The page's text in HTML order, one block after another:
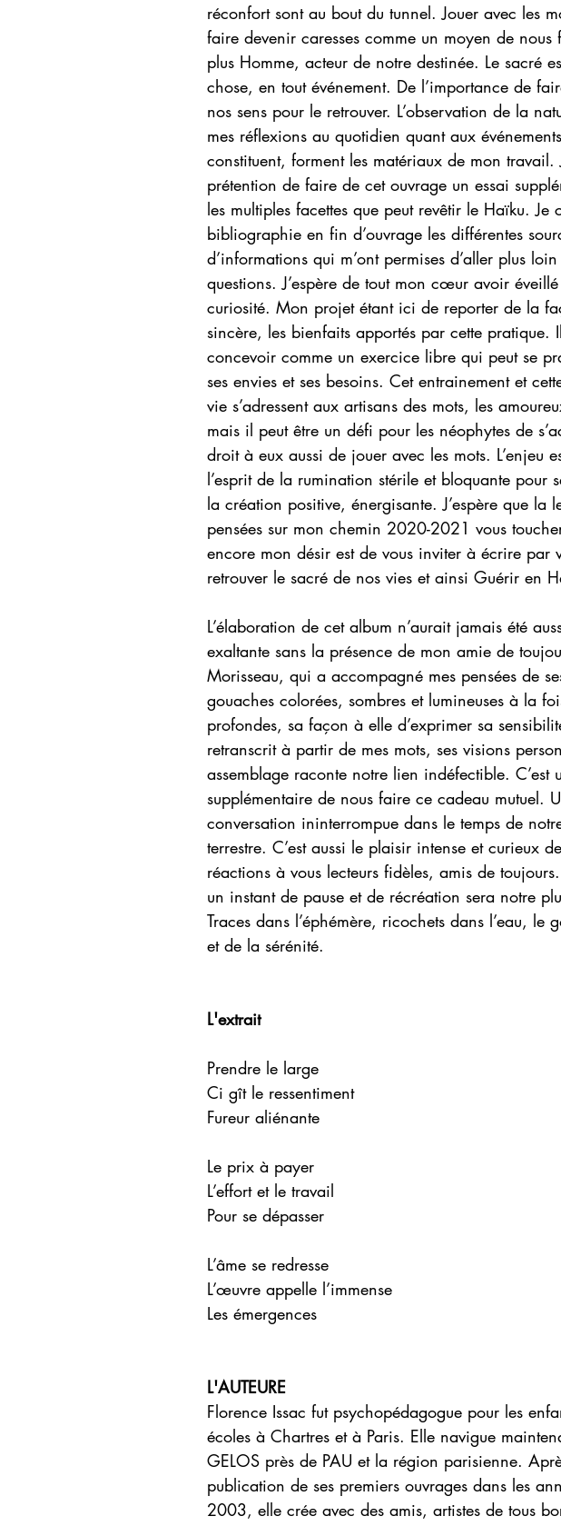
réconfort sont au bout du tunnel. Jouer avec les
faire devenir caresses comme un moyen de nous
plus Homme, acteur de notre destinée. Le sacré
chose, en tout événement. De l’importance de
nos sens pour le retrouver. L’observation de la
mes réflexions au quotidien quant aux
constituent, forment les matériaux de mon travail.
prétention de faire de cet ouvrage un essai
les multiples facettes que peut revêtir le Haïku. Je
bibliographie en fin d’ouvrage les différentes
d’informations qui m’ont permises d’aller plus
questions. J’espère de tout mon cœur avoir
curiosité. Mon projet étant ici de reporter de la
sincère, les bienfaits apportés par cette pratique.
concevoir comme un exercice libre qui peut se
ses envies et ses besoins. Cet entrainement et
vie s’adressent aux artisans des mots, les
mais il peut être un défi pour les néophytes de
droit à eux aussi de jouer avec les mots. L’enjeu
l’esprit de la rumination stérile et bloquante pour
la création positive, énergisante. J’espère que la
pensées sur mon chemin 2020-2021 vous
encore mon désir est de vous inviter à écrire par
retrouver le sacré de nos vies et ainsi Guérir en
L’élaboration de cet album n’aurait jamais été
exaltante sans la présence de mon amie de
Morisseau, qui a accompagné mes pensées de
gouaches colorées, sombres et lumineuses à la
profondes, sa façon à elle d’exprimer sa
retranscrit à partir de mes mots, ses visions
assemblage raconte notre lien indéfectible. C’est
supplémentaire de nous faire ce cadeau mutuel.
conversation ininterrompue dans le temps de
terrestre. C’est aussi le plaisir intense et curieux
réactions à vous lecteurs fidèles, amis de
un instant de pause et de récréation sera notre
Traces dans l’éphémère, ricochets dans l’eau, le
et de la sérénité.
L'extrait
Prendre le large
Ci gît le ressentiment
Fureur aliénante
Le prix à payer
L’effort et le travail
Pour se dépasser
L’âme se redresse
L’œuvre appelle l’immense
Les émergences
L'AUTEURE
Florence Issac fut psychopédagogue pour les
écoles à Chartres et à Paris. Elle navigue
GELOS près de PAU et la région parisienne.
publication de ses premiers ouvrages dans les
2003, elle crée avec des amis, artistes de tous